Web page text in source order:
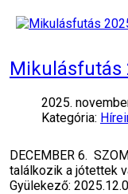
Mikulásfutás
2025.
Kategória:
DECEMBER 6.
találkozik a jótettek
Gyülekező: